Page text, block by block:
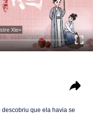
Xie=
descobriu que ela havia se